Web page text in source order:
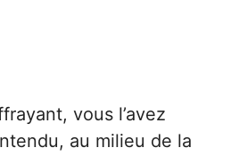
vous l’avez
au milieu de la